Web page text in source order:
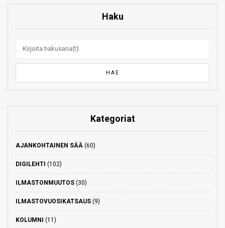
Haku
Kategoriat
AJANKOHTAINEN SÄÄ (60)
DIGILEHTI (102)
ILMASTONMUUTOS (30)
ILMASTOVUOSIKATSAUS (9)
KOLUMNI (11)